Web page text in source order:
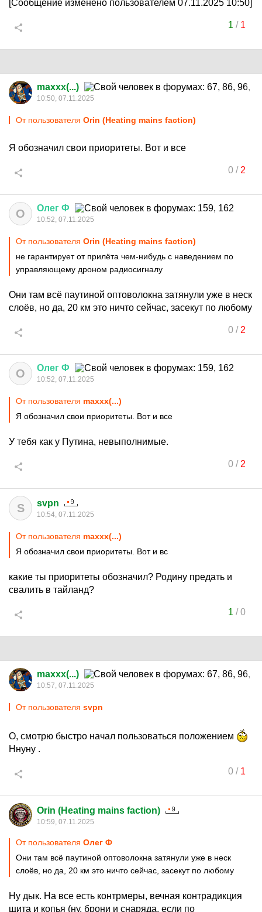
[Сообщение изменено пользователем 07.11.2025 10:50]
1 / 1
maxxx(...)
10:50, 07.11.2025
От пользователя Orin (Heating mains faction)
Я обозначил свои приоритеты. Вот и все
0/ 2
О Олег Ф
10:52, 07.11.2025
От пользователя Orin (Heating mains faction)
не гарантирует от прилёта чем-нибудь с наведением по
управляющему дроном радиосигналу
Они там всё паутиной оптоволокна затянули уже в неск
слоёв, но да, 20 км это ничто сейчас, засекут по любому
0/ 2
О Олег Ф
10:52, 07.11.2025
От пользователя maxxx(...)
Я обозначил свои приоритеты. Вот и все
У тебя как у Путина, невыполнимые.
0/ 2
S svpn
10:54, 07.11.2025
От пользователя maxxx(...)
Я обозначил свои приоритеты. Вот и вс
какие ты приоритеты обозначил? Родину предать и
свалить в тайланд?
1 /0
maxxx(...)
10:57, 07.11.2025
От пользователя svpn
О, смотрю быстро начал пользоваться положением
Ннуну .
0/ 1
Orin (Heating mains faction)
10:59, 07.11.2025
От пользователя Олег Ф
Они там всё паутиной оптоволокна затянули уже в неск
слоёв, но да, 20 км это ничто сейчас, засекут по любому
Ну дык. На все есть контрмеры, вечная контрадикция
щита и копья (ну, брони и снаряда, если по